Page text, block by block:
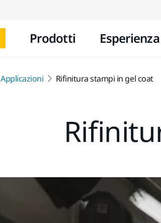
Prodotti Esperienza
Applicazioni Rifinitura stampi in gel coat